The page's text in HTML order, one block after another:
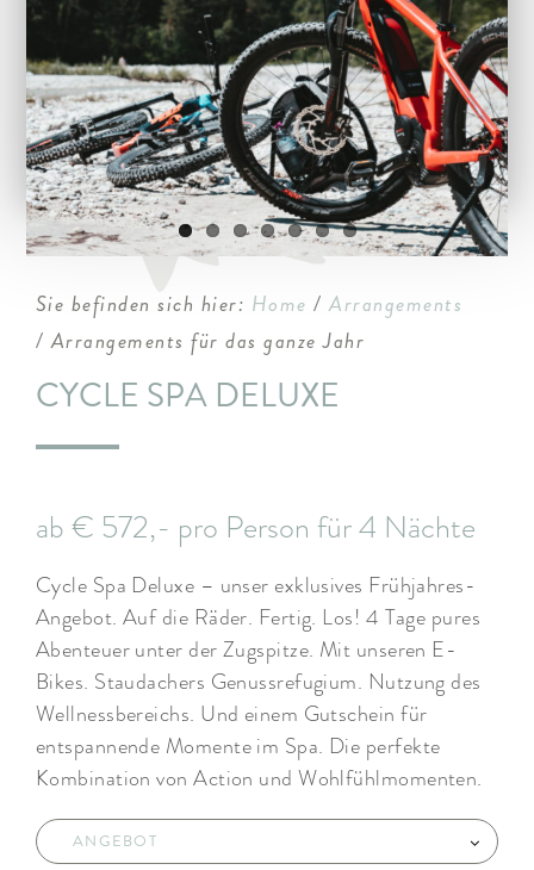
ARRANGEMENTS
WISSENSWERTES
Sie befinden sich hier: Home /Arrangements
/ Arrangements für das ganze Jahr
CYCLE SPA DELUXE
ab € 572,- pro Person für 4 Nächte
Cycle Spa Deluxe – unser exklusives Frühjahres-
Angebot. Auf die Räder. Fertig. Los! 4 Tage pures
Abenteuer unter der Zugspitze. Mit unseren E-
Bikes. Staudachers Genussrefugium. Nutzung des
Wellnessbereichs. Und einem Gutschein für
entspannende Momente im Spa. Die perfekte
Kombination von Action und Wohlfühlmomenten.
ANGEBOT